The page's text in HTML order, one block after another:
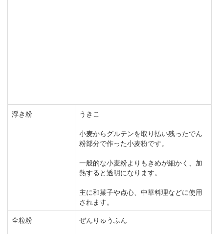
浮き粉
うきこ
小麦からグルテンを取り払い残ったでん
粉部分で作った小麦粉です。
一般的な小麦粉よりもきめが細かく、加
熱すると透明になります。
主に和菓子や点心、中華料理などに使用
されます。
全粒粉
ぜんりゅうふん